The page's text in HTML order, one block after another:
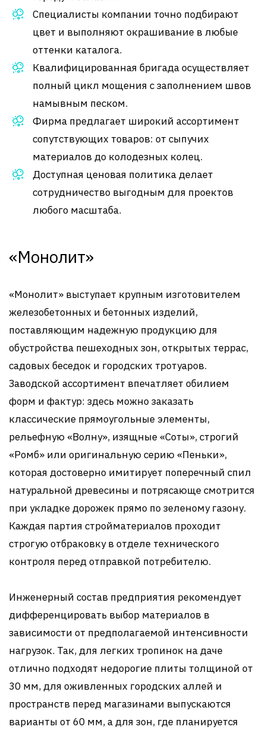
Специалисты компании точно подбирают
цвет и выполняют окрашивание в любые
оттенки каталога.
Квалифицированная бригада осуществляет
полный цикл мощения с заполнением швов
намывным песком.
Фирма предлагает широкий ассортимент
сопутствующих товаров: от сыпучих
материалов до колодезных колец.
Доступная ценовая политика делает
сотрудничество выгодным для проектов
любого масштаба.
«Монолит»
«Монолит» выступает крупным изготовителем
железобетонных и бетонных изделий,
поставляющим надежную продукцию для
обустройства пешеходных зон, открытых террас,
садовых беседок и городских тротуаров.
Заводской ассортимент впечатляет обилием
форм и фактур: здесь можно заказать
классические прямоугольные элементы,
рельефную «Волну», изящные «Соты», строгий
«Ромб» или оригинальную серию «Пеньки»,
которая достоверно имитирует поперечный спил
натуральной древесины и потрясающе смотрится
при укладке дорожек прямо по зеленому газону.
Каждая партия стройматериалов проходит
строгую отбраковку в отделе технического
контроля перед отправкой потребителю.
Инженерный состав предприятия рекомендует
дифференцировать выбор материалов в
зависимости от предполагаемой интенсивности
нагрузок. Так, для легких тропинок на даче
отлично подходят недорогие плиты толщиной от
30 мм, для оживленных городских аллей и
пространств перед магазинами выпускаются
варианты от 60 мм, а для зон, где планируется